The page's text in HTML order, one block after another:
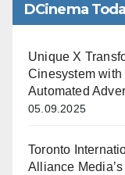
DCinema
Unique X
Cinesystem with
Automated
05.09.2025
Toronto
Alliance